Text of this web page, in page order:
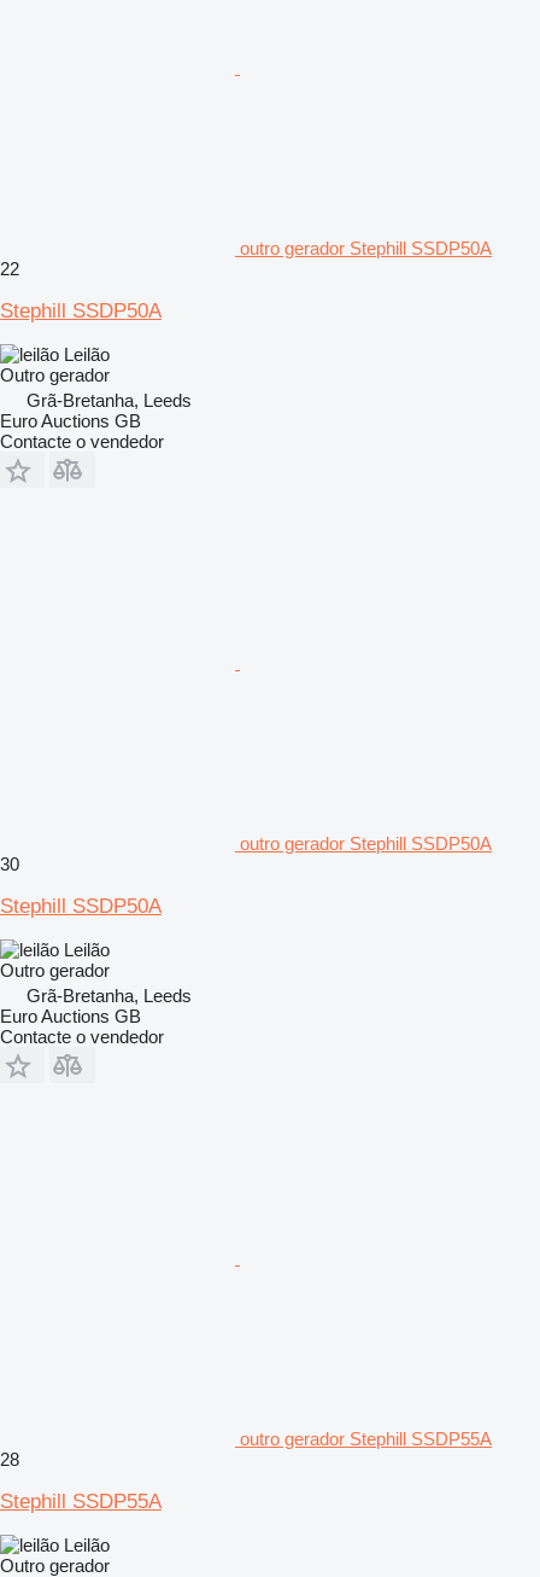
outro gerador Stephill SSDP50A
22
Stephill SSDP50A
Leilão
Outro gerador
Grã-Bretanha, Leeds
Euro Auctions GB
Contacte o vendedor
outro gerador Stephill SSDP50A
30
Stephill SSDP50A
Leilão
Outro gerador
Grã-Bretanha, Leeds
Euro Auctions GB
Contacte o vendedor
outro gerador Stephill SSDP55A
28
Stephill SSDP55A
Leilão
Outro gerador